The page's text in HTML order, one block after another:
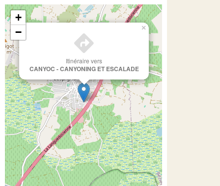
Itinéraire vers
CANYOC - CANYONING ET ESCALADE
×
+
−